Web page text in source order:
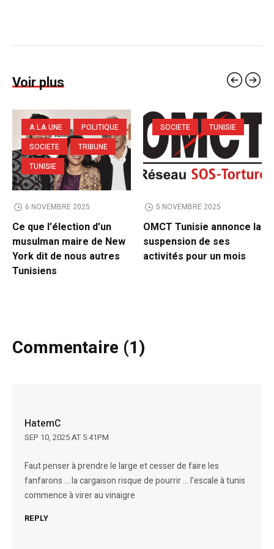
Voir plus
A LA UNE
POLITIQUE
SOCIETE
TRIBUNE
TUNISIE
6 NOVEMBRE 2025
Ce que l’élection d’un
musulman maire de New
York dit de nous autres
Tunisiens
SOCIETE TUNISIE
5 NOVEMBRE 2025
OMCT Tunisie annonce la
suspension de ses
activités pour un mois
Commentaire (1)
HatemC
SEP 10, 2025 AT 5:41PM
Faut penser à prendre le large et cesser de faire les
fanfarons … la cargaison risque de pourrir … l’escale à tunis
commence à virer au vinaigre
REPLY